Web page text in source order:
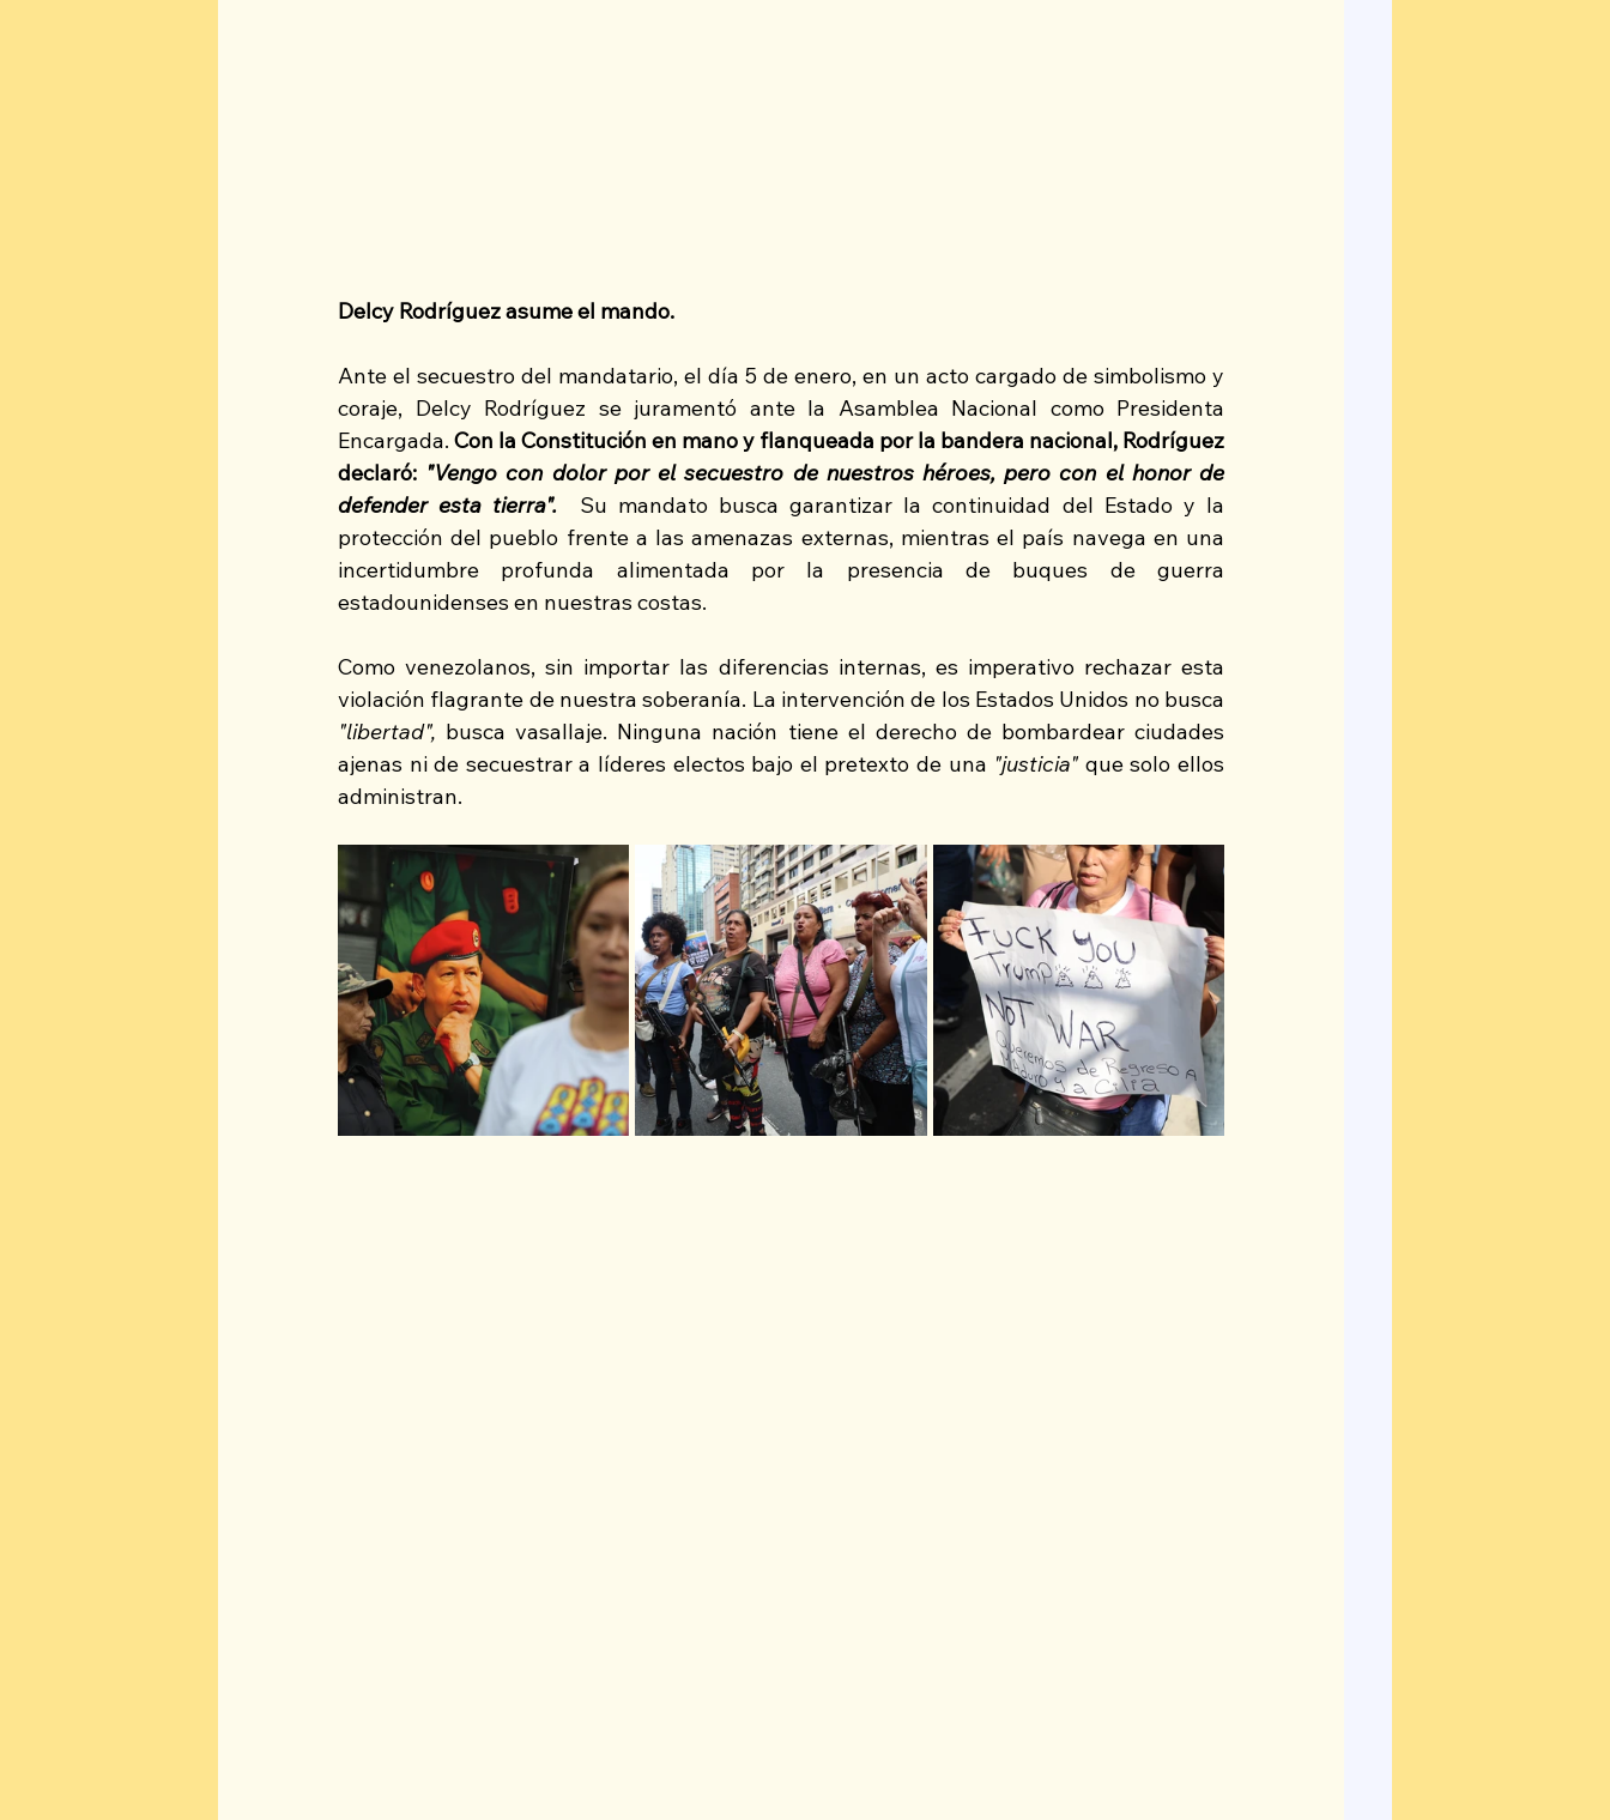
Delcy Rodríguez asume el mando.
Ante el secuestro del mandatario, el día 5 de enero, en un acto cargado de simbolismo y
coraje, Delcy Rodríguez se juramentó ante la Asamblea Nacional como Presidenta
Encargada. Con la Constitución en mano y flanqueada por la bandera nacional, Rodríguez
declaró: "Vengo con dolor por el secuestro de nuestros héroes, pero con el honor de
defender esta tierra". Su mandato busca garantizar la continuidad del Estado y la
protección del pueblo frente a las amenazas externas, mientras el país navega en una
incertidumbre profunda alimentada por la presencia de buques de guerra
estadounidenses en nuestras costas.
Como venezolanos, sin importar las diferencias internas, es imperativo rechazar esta
"libertad", busca vasallaje. Ninguna nación tiene el derecho de bombardear ciudades
ajenas ni de secuestrar a líderes electos bajo el pretexto de una "justicia" que solo ellos
administran.